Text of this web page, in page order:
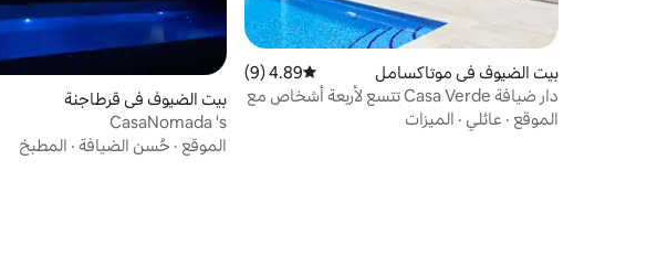
بيت الضيوف في موتاكسامل متوسط التقييم 4.89 من 5، 9 مراجعات
4.89 (9)
دار ضيافة Casa Verde تتسع لأربعة أشخاص مع
حمّام سباحة خاص مدفأ
الموقع · عائلي · الميزات
بيت الضيوف في قرطاجنة
CasaNomada 's
الموقع · حُسن الضيافة · المطبخ